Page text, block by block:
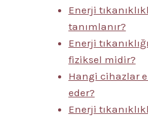
Enerji
tanımlanır?
Enerji
fiziksel midir?
Hangi cihazlar
eder?
Enerji